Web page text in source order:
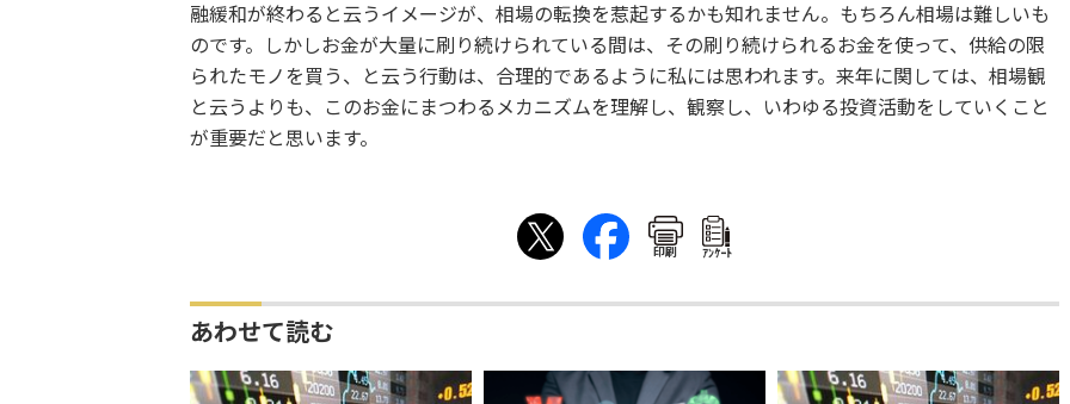
融緩和が終わると云うイメージが、相場の転換を惹起するかも知れません。もちろん相場は難しいも
のです。しかしお金が大量に刷り続けられている間は、その刷り続けられるお金を使って、供給の限
られたモノを買う、と云う行動は、合理的であるように私には思われます。来年に関しては、相場観
と云うよりも、このお金にまつわるメカニズムを理解し、観察し、いわゆる投資活動をしていくこと
が重要だと思います。
印刷 ｱﾝｹｰﾄ
あわせて読む